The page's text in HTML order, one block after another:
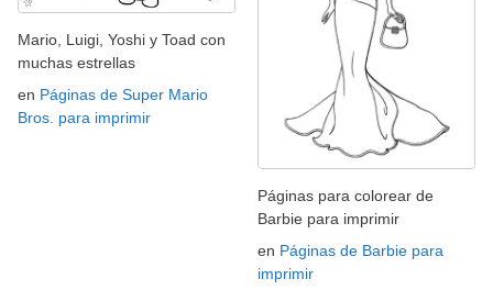
Mario, Luigi, Yoshi y Toad con
muchas estrellas
en Páginas de Super Mario
Bros. para imprimir
Páginas para colorear de
Barbie para imprimir
en Páginas de Barbie para
imprimir